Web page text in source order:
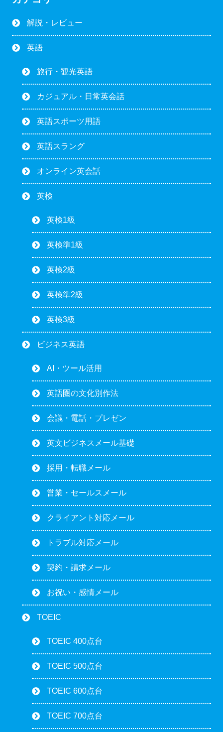
解説・レビュー
英語
旅行・観光英語
カジュアル・日常英会話
英語スポーツ用語
英語スラング
オンライン英会話
英検
英検1級
英検準1級
英検2級
英検準2級
英検3級
ビジネス英語
AI・ツール活用
英語圏の文化別作法
会議・電話・プレゼン
英文ビジネスメール基礎
採用・転職メール
営業・セールスメール
クライアント対応メール
トラブル対応メール
契約・請求メール
お祝い・感情メール
TOEIC
TOEIC 400点台
TOEIC 500点台
TOEIC 600点台
TOEIC 700点台